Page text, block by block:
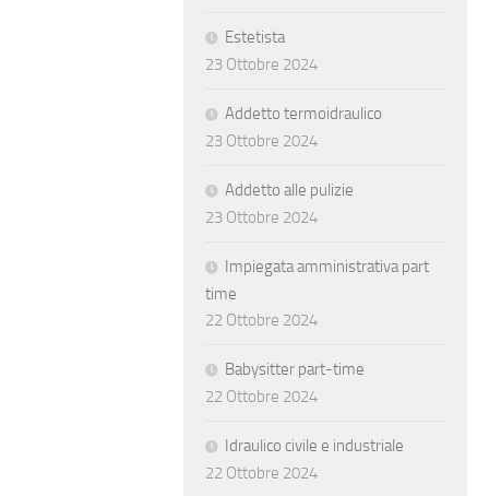
Estetista
23 Ottobre 2024
Addetto termoidraulico
23 Ottobre 2024
Addetto alle pulizie
23 Ottobre 2024
Impiegata amministrativa part
time
22 Ottobre 2024
Babysitter part-time
22 Ottobre 2024
Idraulico civile e industriale
22 Ottobre 2024